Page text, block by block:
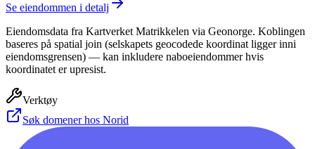
Se eiendommen i detalj
Eiendomsdata fra Kartverket Matrikkelen via Geonorge. Koblingen
baseres på spatial join (selskapets geocodede koordinat ligger inni
eiendomsgrensen) — kan inkludere naboeiendommer hvis
koordinatet er upresist.
Verktøy
Søk domener hos Norid